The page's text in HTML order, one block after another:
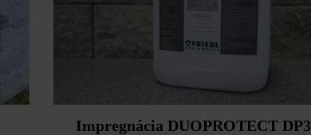
Impregnácia DUOPROTECT